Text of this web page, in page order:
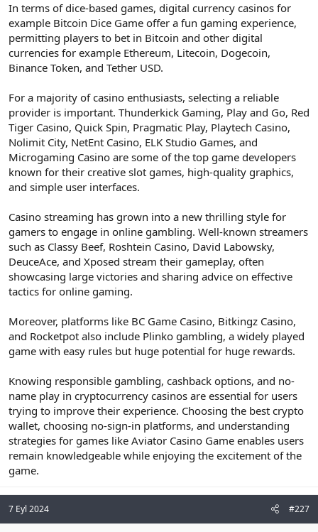
In terms of dice-based games, digital currency casinos for
example Bitcoin Dice Game offer a fun gaming experience,
permitting players to bet in Bitcoin and other digital
currencies for example Ethereum, Litecoin, Dogecoin,
Binance Token, and Tether USD.
For a majority of casino enthusiasts, selecting a reliable
provider is important. Thunderkick Gaming, Play and Go, Red
Tiger Casino, Quick Spin, Pragmatic Play, Playtech Casino,
Nolimit City, NetEnt Casino, ELK Studio Games, and
Microgaming Casino are some of the top game developers
known for their creative slot games, high-quality graphics,
and simple user interfaces.
Casino streaming has grown into a new thrilling style for
gamers to engage in online gambling. Well-known streamers
such as Classy Beef, Roshtein Casino, David Labowsky,
DeuceAce, and Xposed stream their gameplay, often
showcasing large victories and sharing advice on effective
tactics for online gaming.
Moreover, platforms like BC Game Casino, Bitkingz Casino,
and Rocketpot also include Plinko gambling, a widely played
game with easy rules but huge potential for huge rewards.
Knowing responsible gambling, cashback options, and no-
name play in cryptocurrency casinos are essential for users
trying to improve their experience. Choosing the best crypto
wallet, choosing no-sign-in platforms, and understanding
strategies for games like Aviator Casino Game enables users
remain knowledgeable while enjoying the excitement of the
game.
7 Eyl 2024 #227